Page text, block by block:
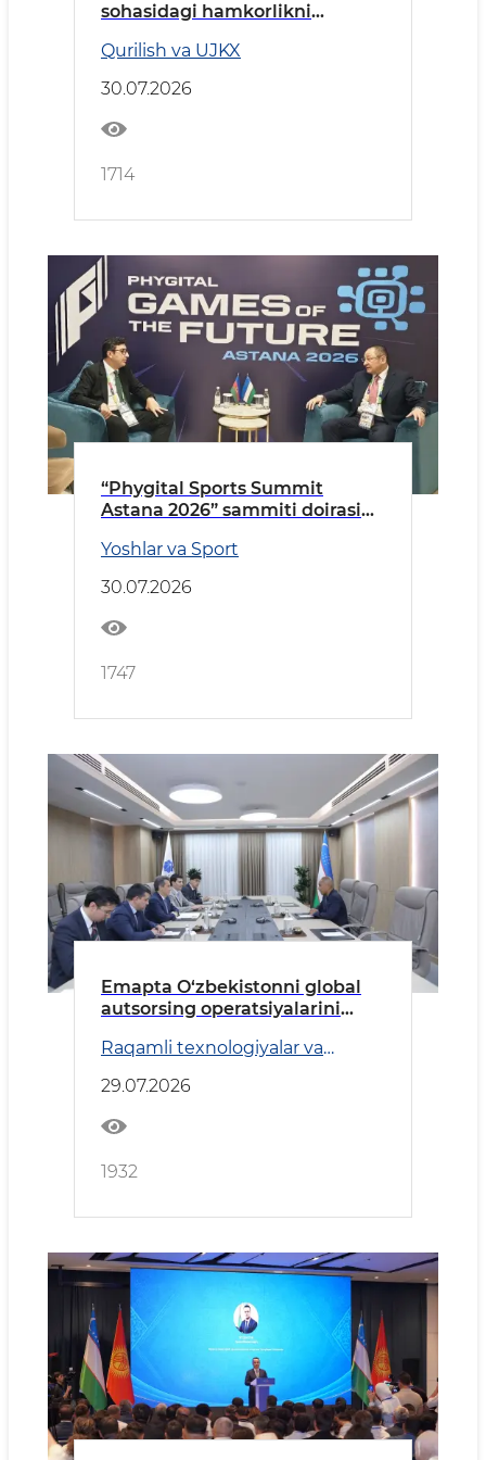
sohasidagi hamkorlikni
Qurilish va UJKX
30.07.2026
1714
“Phygital Sports Summit
Astana 2026” sammiti doirasida
Yoshlar va Sport
30.07.2026
1747
Emapta O‘zbekistonni global
autsorsing operatsiyalarini
maydon sifatida ko‘rib
chiqmoqda
Raqamli texnologiyalar va
29.07.2026
1932